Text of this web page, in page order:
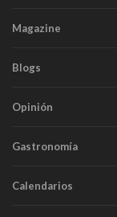
Magazine
Blogs
Opinión
Gastronomía
Calendarios